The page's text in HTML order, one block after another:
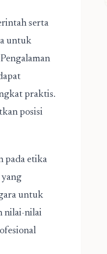
serta
untuk
praktis.
posisi
pada etika
yang
untuk
nilai-nilai